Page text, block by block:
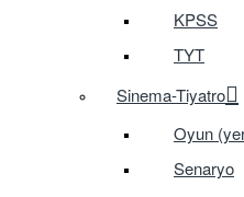
KPSS
TYT
Sinema-Tiyatro
Oyun
Senaryo